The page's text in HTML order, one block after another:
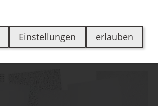
Jobs Kontakt Bewertungen
Einstellungen erlauben